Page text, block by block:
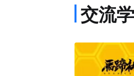
交流